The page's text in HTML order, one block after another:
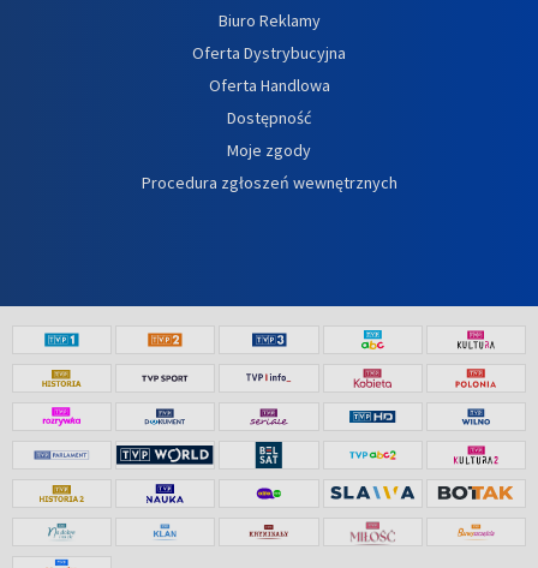
Biuro Reklamy
Oferta Dystrybucyjna
Oferta Handlowa
Dostępność
Moje zgody
Procedura zgłoszeń wewnętrznych